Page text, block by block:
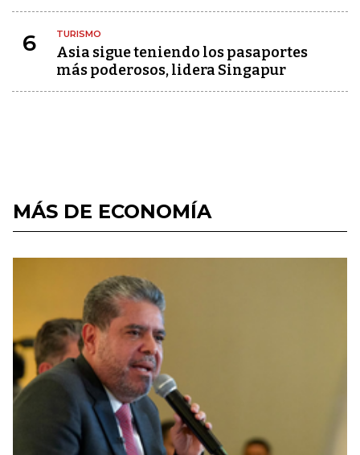
6 TURISMO
Asia sigue teniendo los pasaportes
más poderosos, lidera Singapur
MÁS DE ECONOMÍA